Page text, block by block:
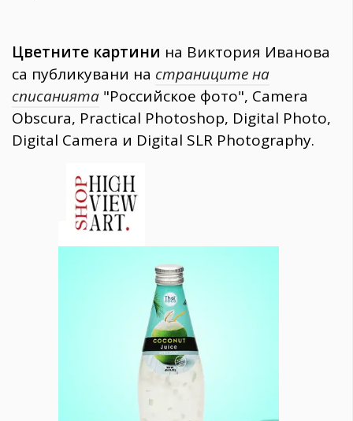
Цветните картини на Виктория Иванова
са публикувани на страниците на
списанията "Российское фото", Camera
Obscura, Practical Photoshop, Digital Photo,
Digital Camera и Digital SLR Photography.